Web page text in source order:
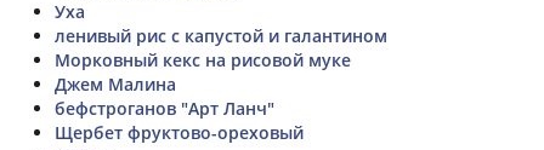
Уха
ленивый рис с капустой и галантином
Морковный кекс на рисовой муке
Джем Малина
бефстроганов "Арт Ланч"
Щербет фруктово-ореховый